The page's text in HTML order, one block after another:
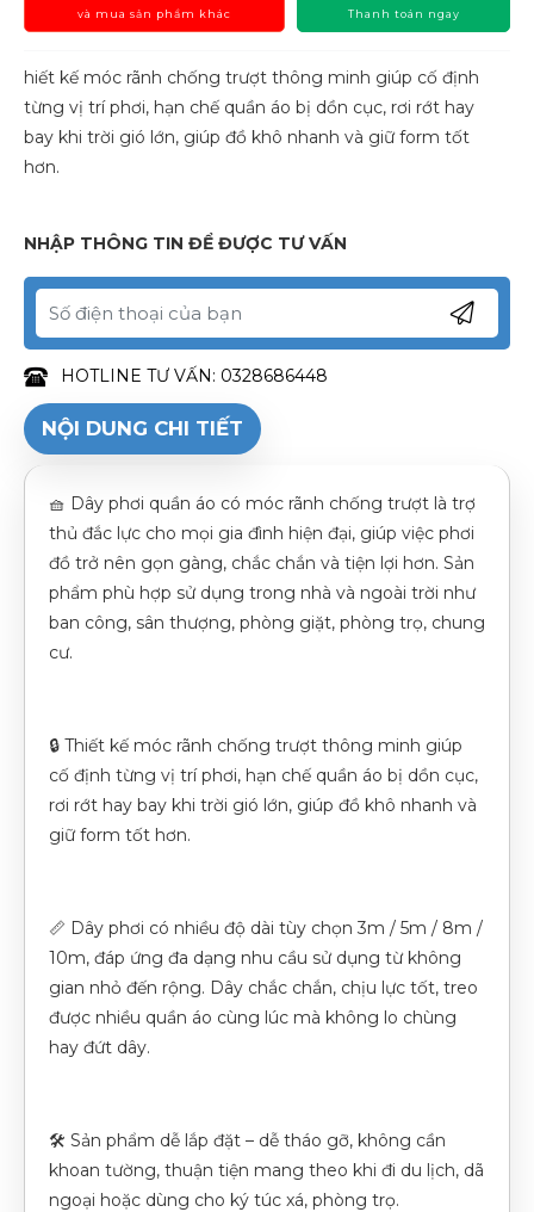
và mua sản phẩm khác Thanh toán ngay
hiết kế móc rãnh chống trượt thông minh giúp cố định
từng vị trí phơi, hạn chế quần áo bị dồn cục, rơi rớt hay
bay khi trời gió lớn, giúp đồ khô nhanh và giữ form tốt
hơn.
NHẬP THÔNG TIN ĐỂ ĐƯỢC TƯ VẤN
HOTLINE TƯ VẤN: 0328686448
NỘI DUNG CHI TIẾT
🧺 Dây phơi quần áo có móc rãnh chống trượt là trợ
thủ đắc lực cho mọi gia đình hiện đại, giúp việc phơi
đồ trở nên gọn gàng, chắc chắn và tiện lợi hơn. Sản
phẩm phù hợp sử dụng trong nhà và ngoài trời như
ban công, sân thượng, phòng giặt, phòng trọ, chung
cư.
🔒 Thiết kế móc rãnh chống trượt thông minh giúp
cố định từng vị trí phơi, hạn chế quần áo bị dồn cục,
rơi rớt hay bay khi trời gió lớn, giúp đồ khô nhanh và
giữ form tốt hơn.
📏 Dây phơi có nhiều độ dài tùy chọn 3m / 5m / 8m /
10m, đáp ứng đa dạng nhu cầu sử dụng từ không
gian nhỏ đến rộng. Dây chắc chắn, chịu lực tốt, treo
được nhiều quần áo cùng lúc mà không lo chùng
hay đứt dây.
🛠️ Sản phẩm dễ lắp đặt – dễ tháo gỡ, không cần
khoan tường, thuận tiện mang theo khi đi du lịch, dã
ngoại hoặc dùng cho ký túc xá, phòng trọ.